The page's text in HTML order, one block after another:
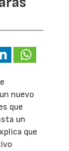
nuevo
que
un
que